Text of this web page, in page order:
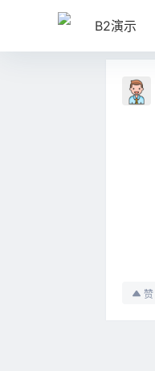
B2演示
赞